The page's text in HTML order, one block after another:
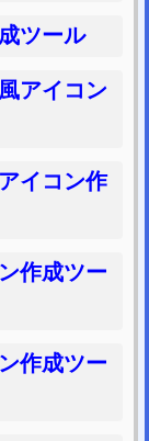
ツール
アイコン
イコン作
作成ツー
作成ツー